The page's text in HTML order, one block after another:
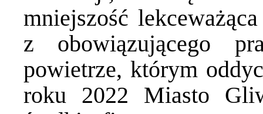
mniejszość
z obowiązującego
powietrze, którym
roku 2022 Miasto